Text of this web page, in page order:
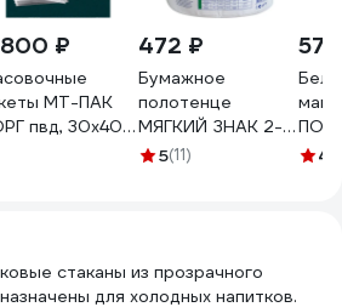
₽
МТ-ПАК
пвд, 30x40
472 ₽
Бумажное
полотенце
МЯГКИЙ ЗНАК 2-
сл 1 рул/уп mr.big
5(11) 4.8
стаканы из прозрачного
для холодных напитков.